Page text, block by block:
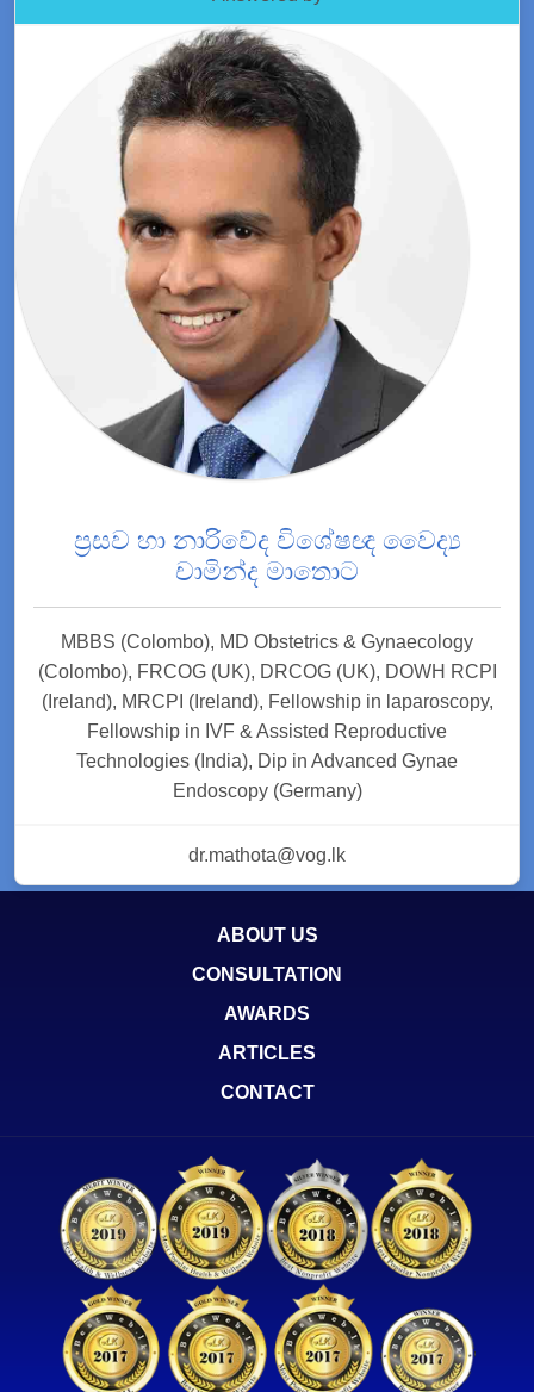
ප්‍රසව හා නාරිවේද විශේෂඥ වෛද්‍ය
චාමින්ද මාතොට
MBBS (Colombo), MD Obstetrics & Gynaecology
(Colombo), FRCOG (UK), DRCOG (UK), DOWH RCPI
(Ireland), MRCPI (Ireland), Fellowship in laparoscopy,
Fellowship in IVF & Assisted Reproductive
Technologies (India), Dip in Advanced Gynae
Endoscopy (Germany)
dr.mathota@vog.lk
ABOUT US
CONSULTATION
AWARDS
ARTICLES
CONTACT